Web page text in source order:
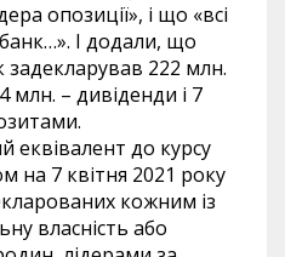
опозиції», і що «всі
І додали, що
222 млн.
млн. – дивіденди і 7
еквівалент до курсу
на 7 квітня 2021 року
кожним із
власність або